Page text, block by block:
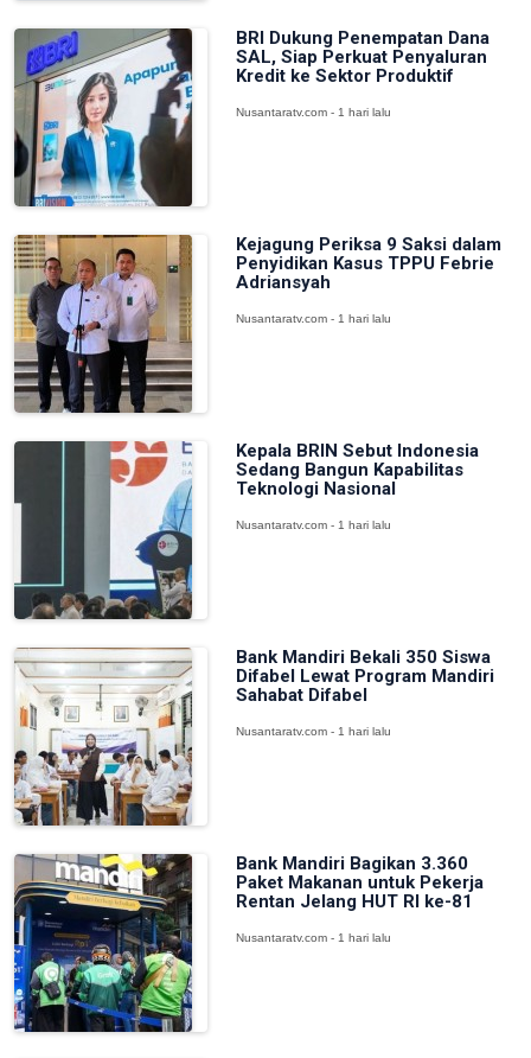
BRI Dukung Penempatan Dana
SAL, Siap Perkuat Penyaluran
Kredit ke Sektor Produktif
Nusantaratv.com - 1 hari lalu
Kejagung Periksa 9 Saksi dalam
Penyidikan Kasus TPPU Febrie
Adriansyah
Nusantaratv.com - 1 hari lalu
Kepala BRIN Sebut Indonesia
Sedang Bangun Kapabilitas
Teknologi Nasional
Nusantaratv.com - 1 hari lalu
Bank Mandiri Bekali 350 Siswa
Difabel Lewat Program Mandiri
Sahabat Difabel
Nusantaratv.com - 1 hari lalu
Bank Mandiri Bagikan 3.360
Paket Makanan untuk Pekerja
Rentan Jelang HUT RI ke-81
Nusantaratv.com - 1 hari lalu